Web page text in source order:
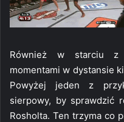
Również w starciu z
momentami w dystansie
Powyżej jeden z
sierpowy, by sprawdzić
Rosholta. Ten trzyma co